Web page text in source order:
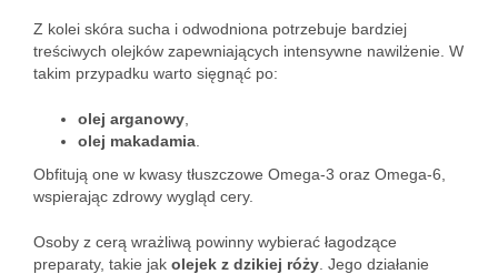
Z kolei skóra sucha i odwodniona potrzebuje bardziej
treściwych olejków zapewniających intensywne nawilżenie. W
takim przypadku warto sięgnąć po:
olej arganowy
olej makadamia
Obfitują one w kwasy tłuszczowe Omega-3 oraz Omega-6,
wspierając zdrowy wygląd cery.
Osoby z cerą wrażliwą powinny wybierać łagodzące
preparaty, takie jak olejek z dzikiej róży . Jego działanie